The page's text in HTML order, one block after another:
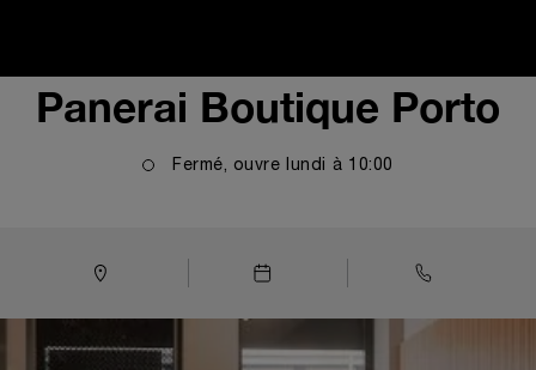
Panerai Boutique Porto
Fermé, ouvre lundi à 10:00